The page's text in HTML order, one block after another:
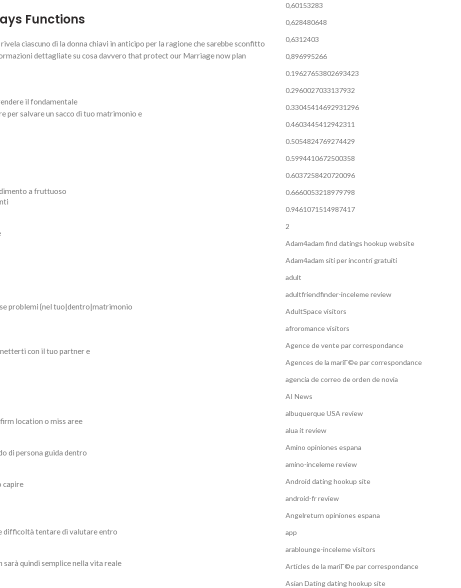
Functions
ciascuno di la donna chiavi in anticipo per la ragione che sarebbe sconfitto
dettagliate su cosa davvero that protect our Marriage now plan
il fondamentale
per salvare un sacco di tuo matrimonio e
a fruttuoso
problemi {nel tuo|dentro|matrimonio
con il tuo partner e
location o miss aree
di persona guida dentro
capire
difficoltà tentare di valutare entro
quindi semplice nella vita reale
0,60153283
0,628480648
0,6312403
0,896995266
0.19627653802693423
0.2960027033137932
0.33045414692931296
0.4603445412942311
0.5054824769274429
0.5994410672500358
0.6037258420720096
0.6660053218979798
0.9461071514987417
2
Adam4adam find datings hookup website
Adam4adam siti per incontri gratuiti
adult
adultfriendfinder-inceleme review
AdultSpace visitors
afroromance visitors
Agence de vente par correspondance
Agences de la mariГ©e par correspondance
agencia de correo de orden de novia
AI News
albuquerque USA review
alua it review
Amino opiniones espana
amino-inceleme review
Android dating hookup site
android-fr review
Angelreturn opiniones espana
app
arablounge-inceleme visitors
Articles de la mariГ©e par correspondance
Asian Dating dating hookup site